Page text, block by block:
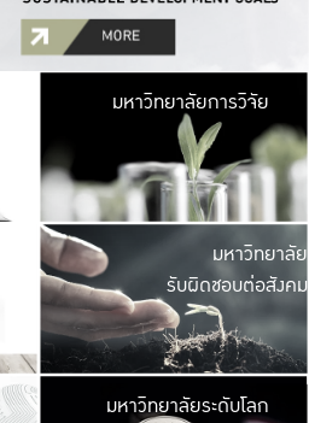
มหาวิ
มีพื้นที่เขียวสดใส
เป็นป่าในเมือง เกษต
มหาวิทยาลัยการวิจัย
มหาวิ
ค
เปิดประ
และพบเรื่องราวใ
มหาวิทยาลัย
รับผิดชอบต่อสังคม
มหาวิ
มหาวิทยาลัยระดับโลก